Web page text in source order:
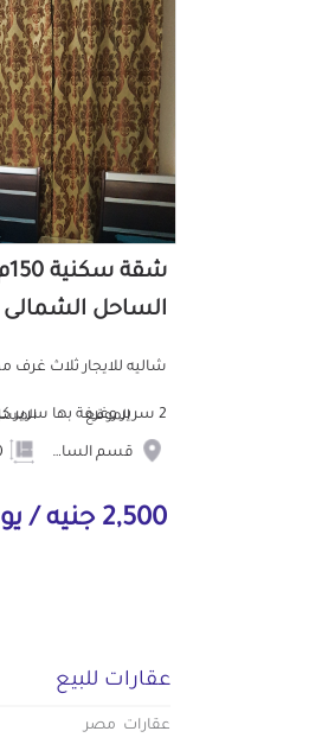
الساحل
شاليه للايجار ثلاث غرف
2 سرير وغرفة بها سرير كبير نوم رئيسي ورسي... الموقع
قسم الساحل الشمالى
2,500 جنيه / يومياً
عقارات للبيع
عقارات مصر